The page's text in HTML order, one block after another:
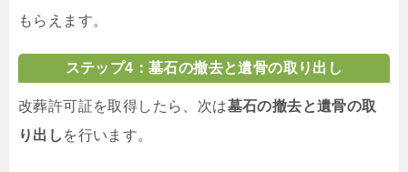
もらえます。
ステップ4：墓石の撤去と遺骨の取り出し
改葬許可証を取得したら、次は墓石の撤去と遺骨の取
り出し を行います。